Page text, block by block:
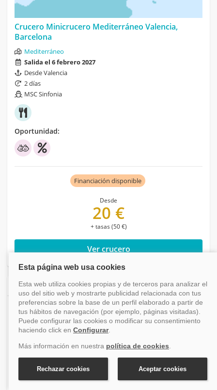
Crucero Minicrucero Mediterráneo Valencia,
Barcelona
Mediterráneo
Salida el 6 febrero 2027
Desde Valencia
2 días
MSC Sinfonia
Oportunidad:
Financiación disponible
Desde
20 €
+ tasas (50 €)
Ver crucero
7,6